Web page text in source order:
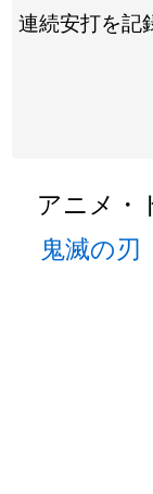
連続安打を記
アニメ・
鬼滅の刃